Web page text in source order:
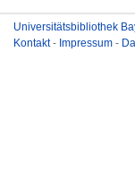
Universitätsbibliothek
Kontakt- Impressum -